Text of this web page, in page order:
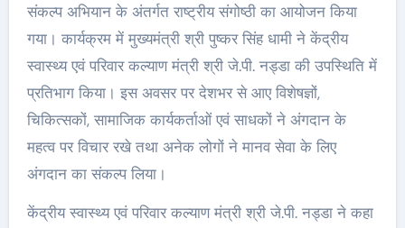
संकल्प अभियान के अंतर्गत राष्ट्रीय संगोष्ठी का आयोजन किया
गया। कार्यक्रम में मुख्यमंत्री श्री पुष्कर सिंह धामी ने केंद्रीय
स्वास्थ्य एवं परिवार कल्याण मंत्री श्री जे.पी. नड्डा की उपस्थिति में
प्रतिभाग किया। इस अवसर पर देशभर से आए विशेषज्ञों,
चिकित्सकों, सामाजिक कार्यकर्ताओं एवं साधकों ने अंगदान के
महत्व पर विचार रखे तथा अनेक लोगों ने मानव सेवा के लिए
अंगदान का संकल्प लिया।
केंद्रीय स्वास्थ्य एवं परिवार कल्याण मंत्री श्री जे.पी. नड्डा ने कहा